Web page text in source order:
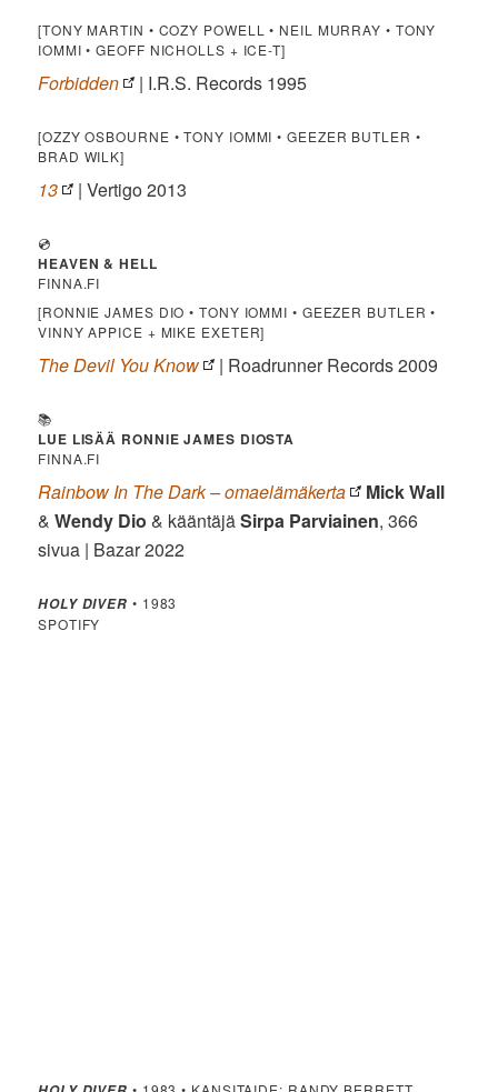
[TONY MARTIN • COZY POWELL • NEIL MURRAY • TONY
IOMMI • GEOFF NICHOLLS + ICE-T]
Forbidden | I.R.S. Records 1995
[OZZY OSBOURNE • TONY IOMMI • GEEZER BUTLER •
BRAD WILK]
13 | Vertigo 2013
💿
HEAVEN & HELL
FINNA.FI
[RONNIE JAMES DIO • TONY IOMMI • GEEZER BUTLER •
VINNY APPICE + MIKE EXETER]
The Devil You Know | Roadrunner Records 2009
📚
LUE LISÄÄ RONNIE JAMES DIOSTA
FINNA.FI
Rainbow In The Dark – omaelämäkerta
Mick Wall
&Wendy Dio & kääntäjäSirpa Parviainen, 366
sivua | Bazar 2022
HOLY DIVER • 1983
SPOTIFY